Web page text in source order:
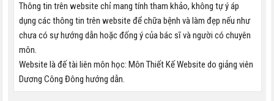
Thông tin trên website chỉ mang tính tham khảo, không tự ý áp
dụng các thông tin trên website để chữa bệnh và làm đẹp nếu như
chưa có sự hướng dẫn hoặc đống ý của bác sĩ và người có chuyên
môn.
Website là đế tài liên môn học: Môn Thiết Kế Website do giảng viên
Dương Công Đông hướng dẫn.